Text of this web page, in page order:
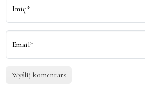
Imię*
Email*